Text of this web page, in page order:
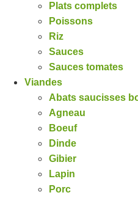
Plats complets
Poissons
Riz
Sauces
Sauces tomates
Viandes
Abats saucisses
Agneau
Boeuf
Dinde
Gibier
Lapin
Porc